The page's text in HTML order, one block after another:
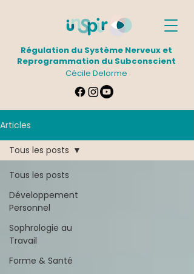
Régulation du Système Nerveux et
Reprogrammation du Subconscient
Cécile Delorme
Articles
Tous les posts
Développement
Personnel
Sophrologie au
Travail
Forme & Santé
Tous les posts